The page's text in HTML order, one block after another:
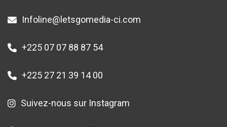
Infoline@letsgomedia-ci.com
+225 07 07 88 87 54
+225 27 21 39 14 00
Suivez-nous sur Instagram